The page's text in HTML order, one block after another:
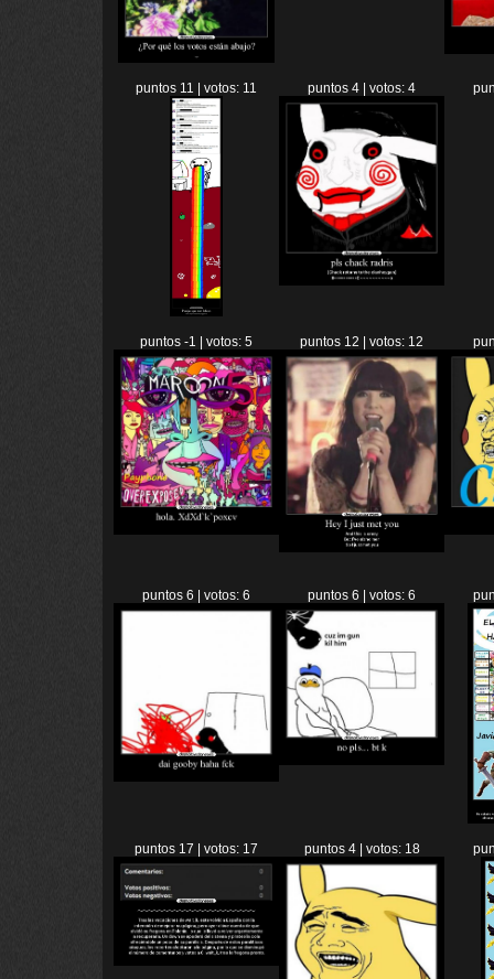
puntos 11 | votos: 11 puntos 4 | votos: 4
puntos -1 | votos: 5 puntos 12 | votos: 12
puntos 6 | votos: 6 puntos 6 | votos: 6
puntos 17 | votos: 17 puntos 4 | votos: 18